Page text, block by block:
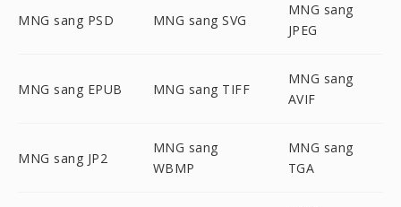
MNG sang PSD MNG sang SVG
MNG sang
JPEG
MNG sang EPUB MNG sang TIFF
MNG sang
AVIF
MNG sang JP2
MNG sang
WBMP
MNG sang
TGA